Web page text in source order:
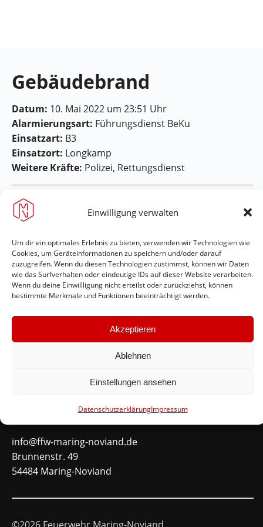
Einwilligung verwalten
Um dir ein optimales Erlebnis zu bieten, verwenden wir Technologien wie
Cookies, um Geräteinformationen zu speichern und/oder darauf
zuzugreifen. Wenn du diesen Technologien zustimmst, können wir Daten
wie das Surfverhalten oder eindeutige IDs auf dieser Website verarbeiten.
Wenn du deine Einwillligung nicht erteilst oder zurückziehst, können
bestimmte Merkmale und Funktionen beeinträchtigt werden.
Akzeptieren
Ablehnen
Einstellungen ansehen
DatenschutzerklärungImpressum
Gebäudebrand
Datum: 10. Mai 2022 um 23:51 Uhr
Alarmierungsart: Führungsdienst BeKu
Einsatzart: B3
Einsatzort: Longkamp
Weitere Kräfte: Polizei, Rettungsdienst
Feuerwehr Maring-Noviand
#immerda
Schnellinks
info@ffw-maring-noviand.de
Brunnenstr. 49
54484 Maring-Noviand
©2026 Feuerwehr Maring-Noviand